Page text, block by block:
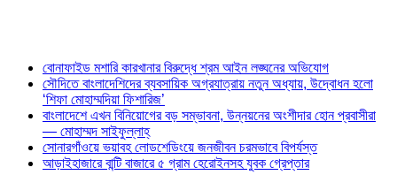
বোনাফাইড মশারি কারখানার বিরুদ্ধে শ্রম আইন লঙ্ঘনের অভিযোগ
সৌদিতে বাংলাদেশিদের ব্যবসায়িক অগ্রযাত্রায় নতুন অধ্যায়, উদ্বোধন হলো
‘শিফা মোহাম্মদিয়া ফিশারিজ’
বাংলাদেশে এখন বিনিয়োগের বড় সম্ভাবনা, উন্নয়নের অংশীদার হোন প্রবাসীরা
— মোহাম্মদ সাইফুল্লাহ্
সোনারগাঁওয়ে ভয়াবহ লোডশেডিংয়ে জনজীবন চরমভাবে বিপর্যস্ত
আড়াইহাজারে বান্টি বাজারে ৫ গ্রাম হেরোইনসহ যুবক গ্রেপ্তার